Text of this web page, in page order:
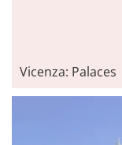
Vicenza: Palaces